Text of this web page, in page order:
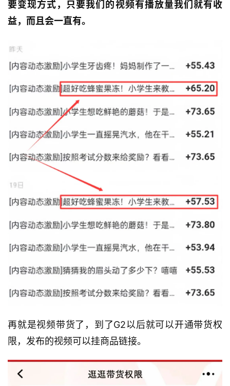
要变现方式，只要我们的视频有播放量我们就有收
益，而且会一直有。
再就是视频带货了，到了G2以后就可以开通带货权
限，发布的视频可以挂商品链接。